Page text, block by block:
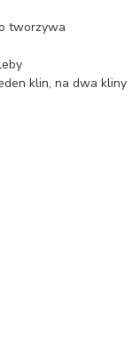
tworzywa
klin, na dwa kliny